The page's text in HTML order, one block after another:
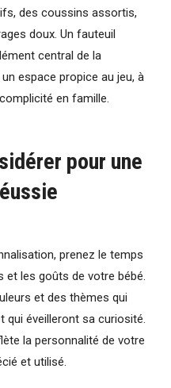
des coussins assortis,
doux. Un fauteuil
central de la
espace propice au jeu, à
en famille.
pour une
prenez le temps
et les goûts de votre bébé.
et des thèmes qui
qui éveilleront sa curiosité.
la personnalité de votre
et utilisé.